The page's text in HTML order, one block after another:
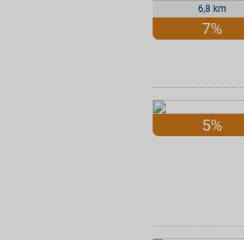
6,8 km
7%
5%